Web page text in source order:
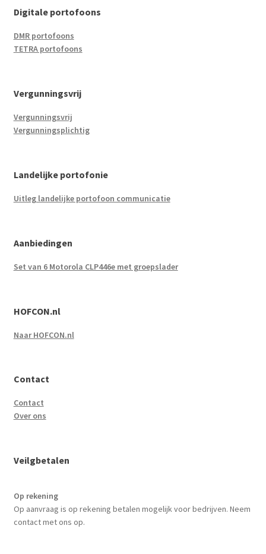
Digitale portofoons
DMR portofoons
TETRA portofoons
Vergunningsvrij
Vergunningsvrij
Vergunningsplichtig
Landelijke portofonie
Uitleg landelijke portofoon communicatie
Aanbiedingen
Set van 6 Motorola CLP446e met groepslader
HOFCON.nl
Naar HOFCON.nl
Contact
Contact
Over ons
Veilgbetalen
Op rekening
Op aanvraag is op rekening betalen mogelijk voor bedrijven. Neem
contact met ons op.